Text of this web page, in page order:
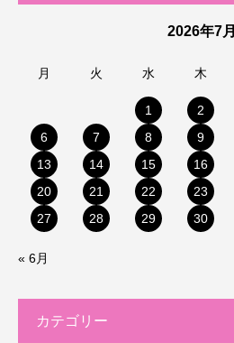
2026年7月
月 火 水 木
1 2
6
7 8 9
13
14 15 16
20
21 22 23
27
28 29 30
« 6月
カテゴリー